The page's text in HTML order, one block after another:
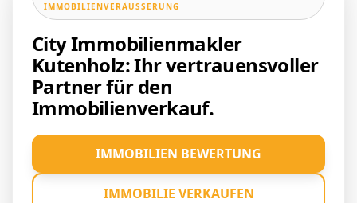
IMMOBILIENVERÄUSSERUNG
City Immobilienmakler
Kutenholz: Ihr vertrauensvoller
Partner für den
Immobilienverkauf.
IMMOBILIEN BEWERTUNG
IMMOBILIE VERKAUFEN